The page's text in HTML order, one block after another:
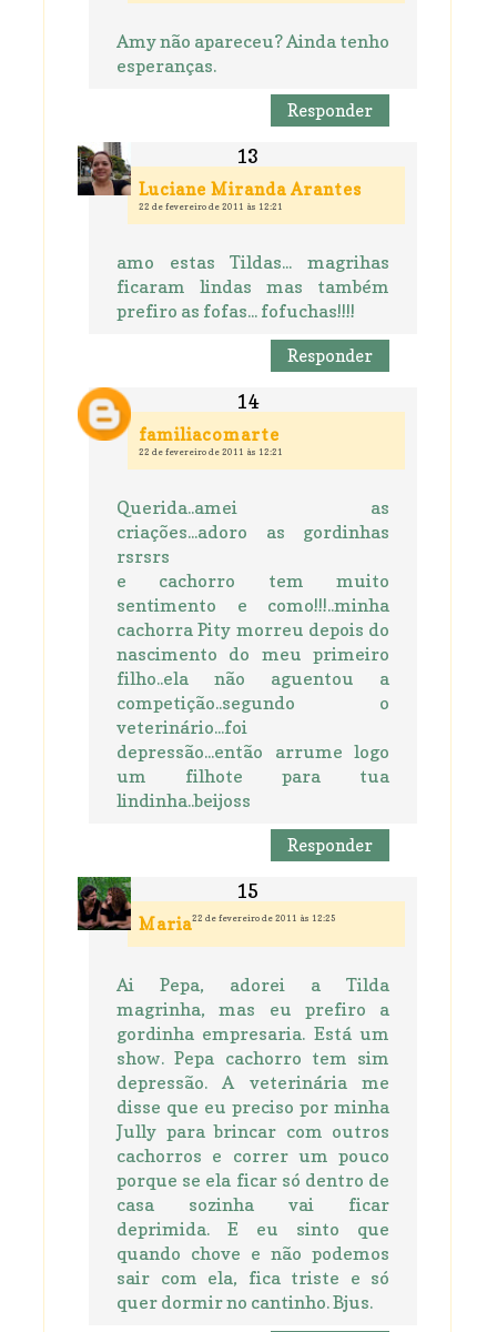
Amy não apareceu? Ainda tenho
esperanças.
Responder
Luciane Miranda Arantes
22 de fevereiro de 2011 às 12:21
amo estas Tildas... magrihas
ficaram lindas mas também
prefiro as fofas... fofuchas!!!!
Responder
familiacomarte
22 de fevereiro de 2011 às 12:21
Querida..amei as
criações...adoro as gordinhas
rsrsrs
e cachorro tem muito
sentimento e como!!!..minha
cachorra Pity morreu depois do
nascimento do meu primeiro
filho..ela não aguentou a
competição..segundo o
veterinário...foi
depressão...então arrume logo
um filhote para tua
lindinha..beijoss
Responder
Maria22 de fevereiro de 2011 às 12:25
Ai Pepa, adorei a Tilda
magrinha, mas eu prefiro a
gordinha empresaria. Está um
show. Pepa cachorro tem sim
depressão. A veterinária me
disse que eu preciso por minha
Jully para brincar com outros
cachorros e correr um pouco
porque se ela ficar só dentro de
casa sozinha vai ficar
deprimida. E eu sinto que
quando chove e não podemos
sair com ela, fica triste e só
quer dormir no cantinho. Bjus.